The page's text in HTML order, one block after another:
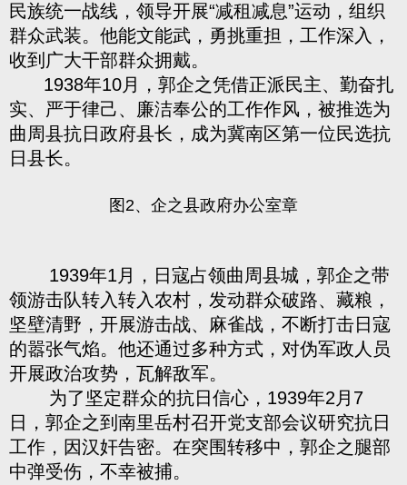
民族统一战线，领导开展“减租减息”运动，组织
群众武装。他能文能武，勇挑重担，工作深入，
收到广大干部群众拥戴。
1938年10月，郭企之凭借正派民主、勤奋扎
实、严于律己、廉洁奉公的工作作风，被推选为
曲周县抗日政府县长，成为冀南区第一位民选抗
日县长。
图2、企之县政府办公室章
1939年1月，日寇占领曲周县城，郭企之带
领游击队转入转入农村，发动群众破路、藏粮，
坚壁清野，开展游击战、麻雀战，不断打击日寇
的嚣张气焰。他还通过多种方式，对伪军政人员
开展政治攻势，瓦解敌军。
为了坚定群众的抗日信心，1939年2月7
日，郭企之到南里岳村召开党支部会议研究抗日
工作，因汉奸告密。在突围转移中，郭企之腿部
中弹受伤，不幸被捕。